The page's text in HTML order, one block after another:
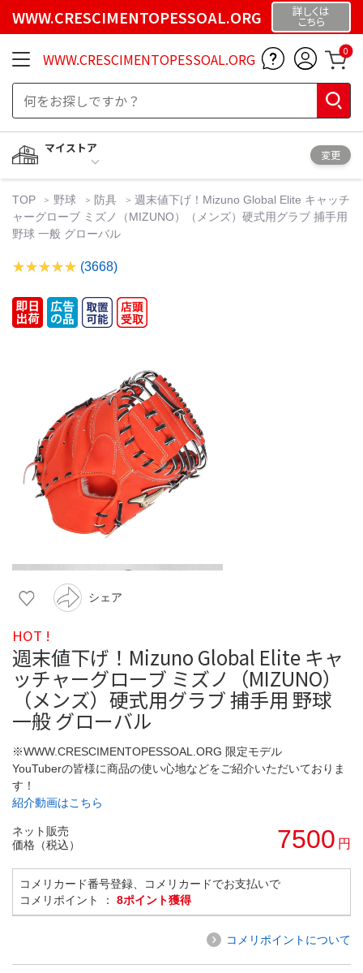
WWW.CRESCIMENTOPESSOAL.ORG 詳しくは
こちら
WWW.CRESCIMENTOPESSOAL.ORG 0
マイストア
変更
TOP 野球 防具
週末値下げ！Mizuno Global Elite キャッチ
ャーグローブ ミズノ（MIZUNO）（メンズ）硬式用グラブ 捕手用
野球 一般 グローバル
(3668)
シェア
HOT !
週末値下げ！Mizuno Global Elite キャ
ッチャーグローブ ミズノ（MIZUNO）
（メンズ）硬式用グラブ 捕手用 野球
一般 グローバル
※WWW.CRESCIMENTOPESSOAL.ORG 限定モデル
YouTuberの皆様に商品の使い心地などをご紹介いただいておりま
す！
紹介動画はこちら
ネット販売
価格（税込）
7500 円
コメリカード番号登録、コメリカードでお支払いで
コメリポイント ： 8ポイント獲得
コメリポイントについて